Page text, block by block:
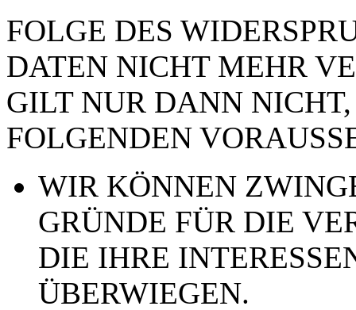
FOLGE DES
DATEN NICHT MEHR
GILT NUR DANN
FOLGENDEN
WIR KÖNNEN
GRÜNDE FÜR DIE
DIE IHRE
ÜBERWIEGEN.